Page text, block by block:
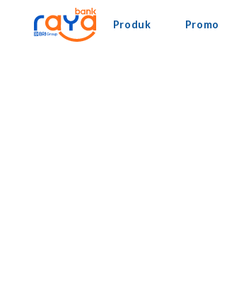
Produk Promo